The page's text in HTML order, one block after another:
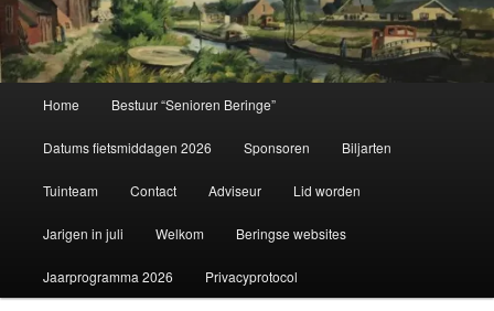
Home Bestuur “Senioren Beringe”
Datums fietsmiddagen 2026 Sponsoren Biljarten
Tuinteam Contact Adviseur Lid worden
Jarigen in juli Welkom Beringse websites
Jaarprogramma 2026 Privacyprotocol